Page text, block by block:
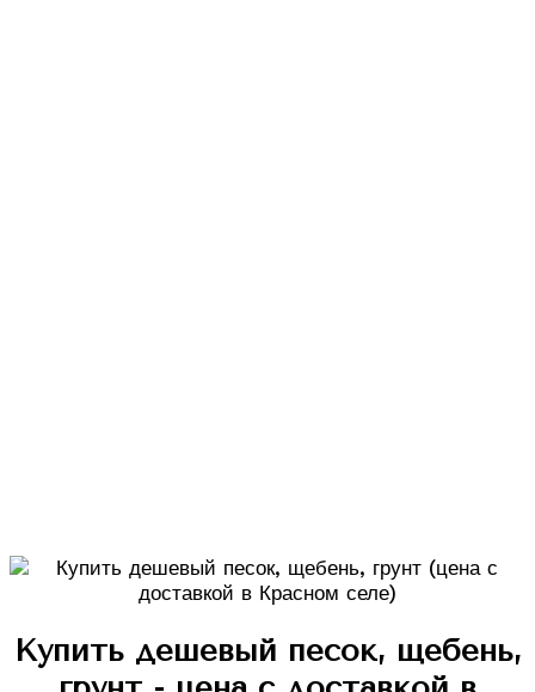
Купить дешевый песок, щебень,